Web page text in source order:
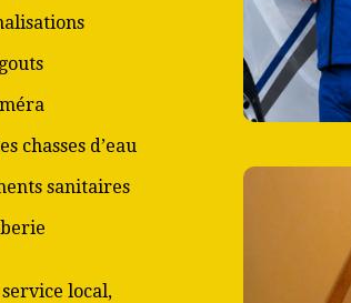
chasses d’eau
sanitaires
local,